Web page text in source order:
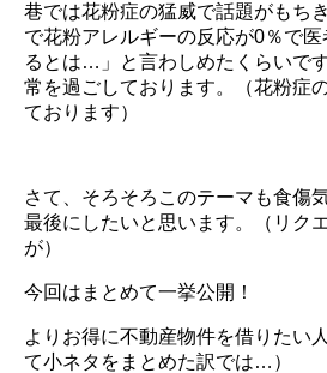
巷では花粉症の猛威で話題がもち
で花粉アレルギーの反応が0％で
るとは…」と言わしめたくらいで
常を過ごしております。（花粉症
ております）
さて、そろそろこのテーマも食傷
最後にしたいと思います。（リク
が）
今回はまとめて一挙公開！
よりお得に不動産物件を借りたい
て小ネタをまとめた訳では…）